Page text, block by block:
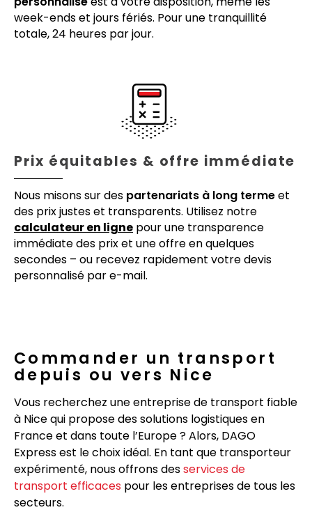
week-ends et jours fériés. Pour une tranquillité
totale, 24 heures par jour.
Prix équitables & offre immédiate
Nous misons sur des partenariats à long termeet
des prix justes et transparents. Utilisez notre
calculateur en ligne pour une transparence
immédiate des prix et une offre en quelques
secondes – ou recevez rapidement votre devis
personnalisé par e-mail.
Commander un transport
depuis ou vers Nice
Vous recherchez une entreprise de transport fiable
à Nicequi propose des solutions logistiques en
France et dans toute l’Europe ? Alors, DAGO
Express est le choix idéal. En tant que transporteur
expérimenté, nous offrons desservices de
transport efficaces pour les entreprises de tous les
secteurs.